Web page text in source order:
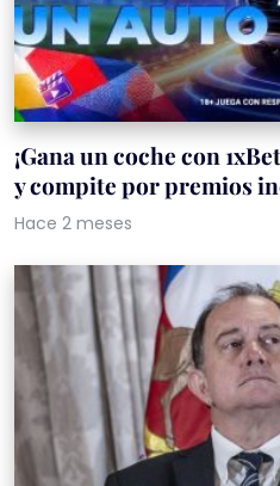
¡Gana un coche con
y compite por premios
Hace 2 meses